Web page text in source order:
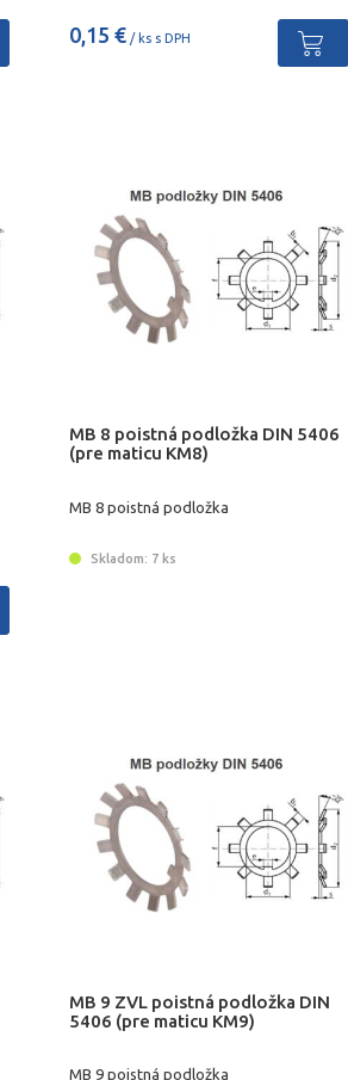
0,15 €/ ks s DPH
MB 8 poistná podložka DIN 5406
(pre maticu KM8)
MB 8 poistná podložka
Skladom: 7 ks
MB 9 ZVL poistná podložka DIN
5406 (pre maticu KM9)
MB 9 poistná podložka